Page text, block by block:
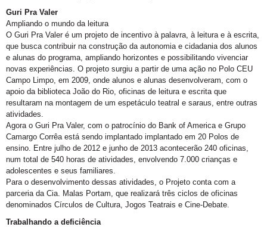
Guri Pra Valer
Ampliando o mundo da leitura
O Guri Pra Valer é um projeto de incentivo à palavra, à leitura e à escrita,
que busca contribuir naconstrução da autonomia e cidadania dos alunos
e alunas do programa, ampliando horizontes e possibilitando vivenciar
novas experiências. O projeto surgiu a partir de uma ação no Polo CEU
Campo Limpo, em 2009, onde alunos e alunas desenvolveram, com o
apoio da biblioteca João do Rio, oficinas de leitura e escrita que
resultaram na montagem de um espetáculo teatral e saraus, entre outras
atividades.
Agora o Guri Pra Valer, com o patrocínio do Bank of America e Grupo
Camargo Corrêa está sendo implantado implantado em 20 Polos de
ensino. Entre julho de 2012 e junho de 2013 acontecerão 240 oficinas,
num total de 540 horas de atividades, envolvendo 7.000 crianças e
adolescentes e seus familiares.
Para o desenvolvimento dessas atividades, o Projeto conta com a
parceria da Cia. Malas Portam, que realizará três ciclos de oficinas
denominados Círculos de Cultura, Jogos Teatrais e Cine-Debate.
Trabalhando a deficiência